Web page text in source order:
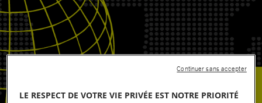
LE RESPECT DE VOTRE VIE PRIVÉE EST NOTRE PRIORITÉ
Continuer sans accepter